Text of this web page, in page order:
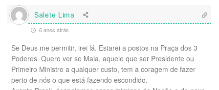
Salete Lima
6 anos atrás
Se Deus me permitir, irei lá. Estarei a postos na Praça dos 3
Poderes. Quero ver se Maia, aquele que ser Presidente ou
Primeiro Ministro a qualquer custo, tem a coragem de fazer
perto de nós o que está fazendo escondido.